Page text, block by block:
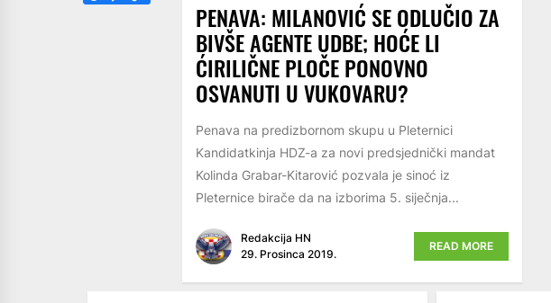
PENAVA: MILANOVIĆ SE ODLUČIO ZA
BIVŠE AGENTE UDBE; HOĆE LI
ĆIRILIČNE PLOČE PONOVNO
OSVANUTI U VUKOVARU?
Penava na predizbornom skupu u Pleternici
Kandidatkinja HDZ-a za novi predsjednički mandat
Kolinda Grabar-Kitarović pozvala je sinoć iz
Pleternice birače da na izborima 5. siječnja...
Redakcija HN
29. Prosinca 2019.
READ MORE